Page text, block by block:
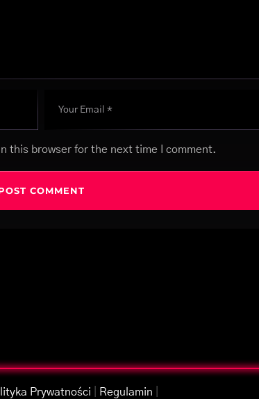
this browser for the next time I comment.
Prywatności Regulamin